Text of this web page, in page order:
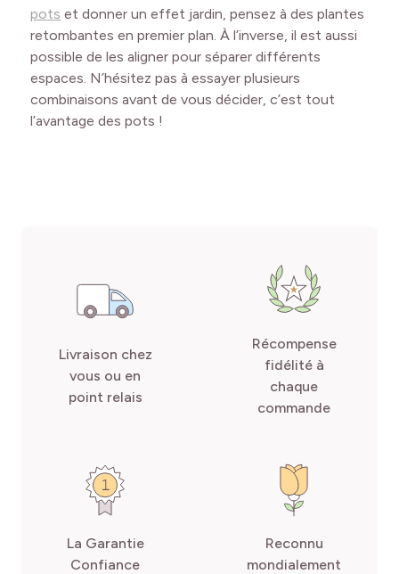
pots et donner un effet jardin, pensez à des plantes
retombantes en premier plan. À l’inverse, il est aussi
possible de les aligner pour séparer différents
espaces. N’hésitez pas à essayer plusieurs
combinaisons avant de vous décider, c’est tout
l’avantage des pots !
Livraison chez
vous ou en
point relais
Récompense
fidélité à
chaque
commande
La Garantie
Confiance
Reconnu
mondialement